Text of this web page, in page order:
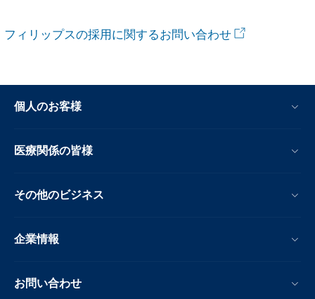
フィリップスの採用に関するお問い合わせ
個人のお客様
医療関係の皆様
その他のビジネス
企業情報
お問い合わせ